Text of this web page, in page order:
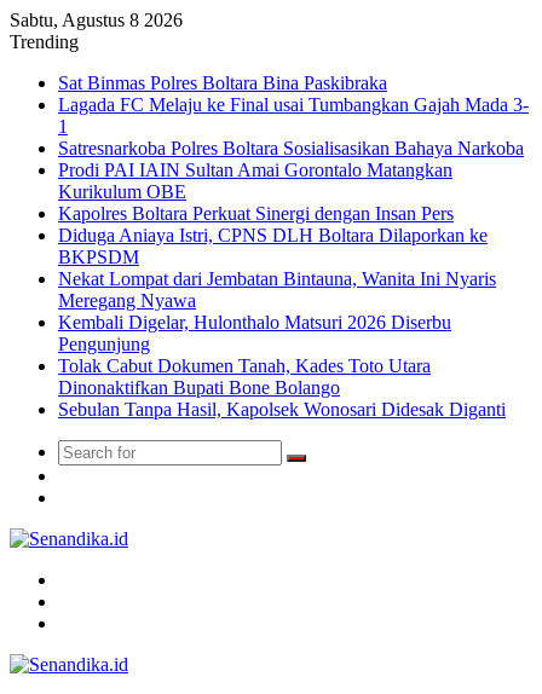
Sabtu, Agustus 8 2026
Trending
Sat Binmas Polres Boltara Bina Paskibraka
Lagada FC Melaju ke Final usai Tumbangkan Gajah Mada 3-
1
Satresnarkoba Polres Boltara Sosialisasikan Bahaya Narkoba
Prodi PAI IAIN Sultan Amai Gorontalo Matangkan
Kurikulum OBE
Kapolres Boltara Perkuat Sinergi dengan Insan Pers
Diduga Aniaya Istri, CPNS DLH Boltara Dilaporkan ke
BKPSDM
Nekat Lompat dari Jembatan Bintauna, Wanita Ini Nyaris
Meregang Nyawa
Kembali Digelar, Hulonthalo Matsuri 2026 Diserbu
Pengunjung
Tolak Cabut Dokumen Tanah, Kades Toto Utara
Dinonaktifkan Bupati Bone Bolango
Sebulan Tanpa Hasil, Kapolsek Wonosari Didesak Diganti
Search